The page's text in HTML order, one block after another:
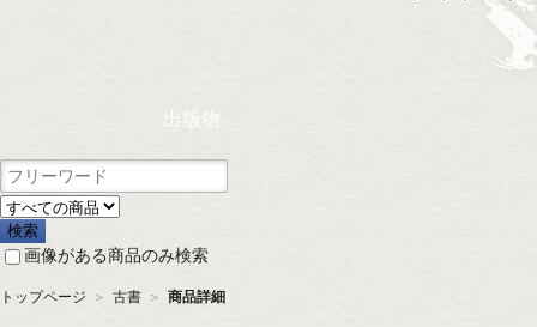
出版物
画像がある商品のみ検索
トップページ ＞ 古書 ＞ 商品詳細